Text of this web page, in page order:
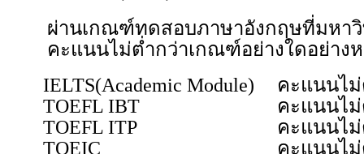
ผ่านเกณฑ์ทดสอบภาษาอังกฤษที่มหา
คะแนนไม่ต่ำกว่าเกณฑ์อย่างใดอย่าง
IELTS(Academic Module)
คะแนนไ
TOEFL IBT
คะแนนไ
TOEFL ITP
คะแนนไ
TOEIC
คะแนนไ